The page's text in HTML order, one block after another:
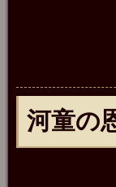
河童の